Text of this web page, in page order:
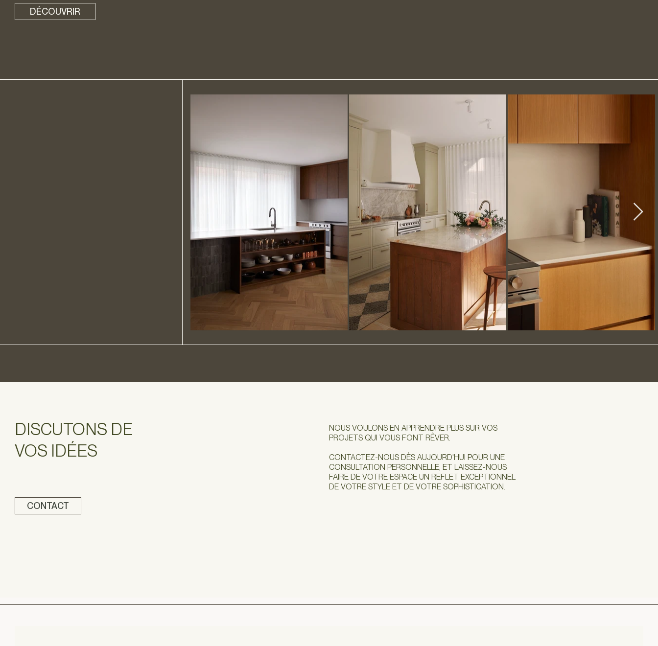
DÉCOUVRIR
DISCUTONS DE
VOS IDÉES
CONTACT
NOUS VOULONS EN APPRENDRE PLUS SUR VOS
PROJETS QUI VOUS FONT RÊVER.
CONTACTEZ-NOUS DÈS AUJOURD'HUI POUR UNE
CONSULTATION PERSONNELLE, ET LAISSEZ-NOUS
FAIRE DE VOTRE ESPACE UN REFLET EXCEPTIONNEL
DE VOTRE STYLE ET DE VOTRE SOPHISTICATION.